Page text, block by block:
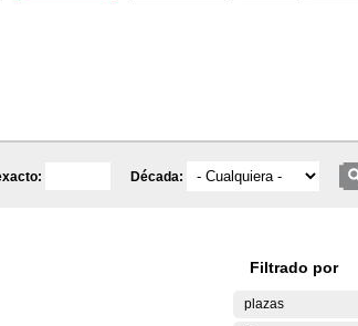
Década:
Filtrado por
plazas